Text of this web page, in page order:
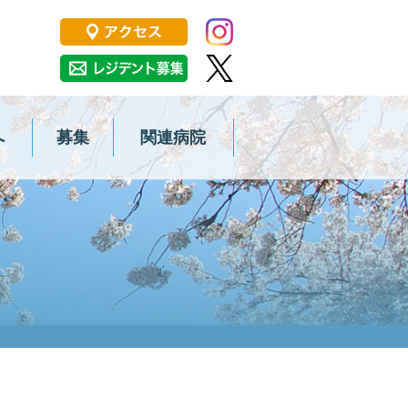
学大学院医学系研究科 消化器・
募集 関連病院